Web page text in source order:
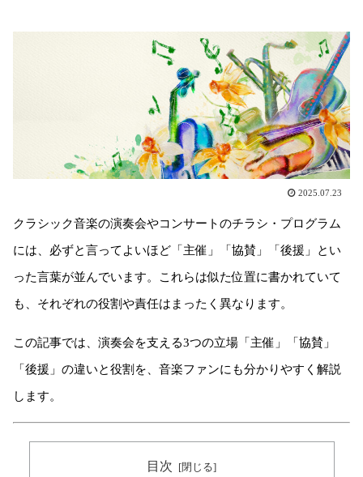
2025.07.23
クラシック音楽の演奏会やコンサートのチラシ・プログラム
には、必ずと言ってよいほど「主催」「協賛」「後援」とい
った言葉が並んでいます。これらは似た位置に書かれていて
も、それぞれの役割や責任はまったく異なります。
この記事では、演奏会を支える3つの立場「主催」「協賛」
「後援」の違いと役割を、音楽ファンにも分かりやすく解説
します。
目次